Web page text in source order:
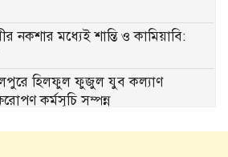
নকশার মধ্যেই শান্তি ও কামিয়াবি:
হিলফুল ফুজুল যুব কল্যাণ
কর্মসূচি সম্পন্ন
জুলাই শহিদ পরিবারের সদস্য ও